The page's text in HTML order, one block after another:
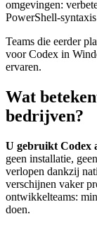
omgevingen:
PowerShell-
Teams die eerder
voor Codex in
ervaren.
Wat
bedrijven?
U gebruikt Codex
geen installatie,
verlopen dankzij
verschijnen vaker
ontwikkelteams:
doen.